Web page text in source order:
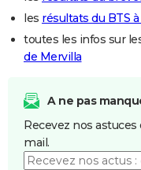
les résultats du BTS
toutes les infos sur
de Mervilla
A ne pas
Recevez nos
mail.